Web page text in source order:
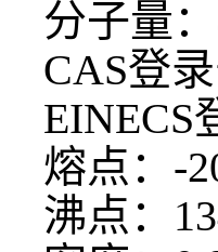
分子量：
CAS登
EINECS
熔点： -
沸点：